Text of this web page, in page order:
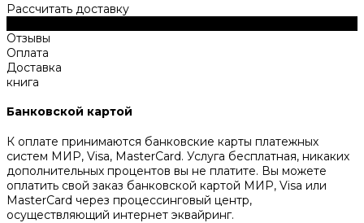
Рассчитать доставку
Отзывы
Оплата
Доставка
книга
Банковской картой
К оплате принимаются банковские карты платежных
систем МИР, Visa, MasterCard. Услуга бесплатная, никаких
дополнительных процентов вы не платите. Вы можете
оплатить свой заказ банковской картой МИР, Visa или
MasterCard через процессинговый центр,
осуществляющий интернет эквайринг.